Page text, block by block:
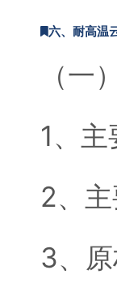
六、耐高温
（一
1、
2、
3、